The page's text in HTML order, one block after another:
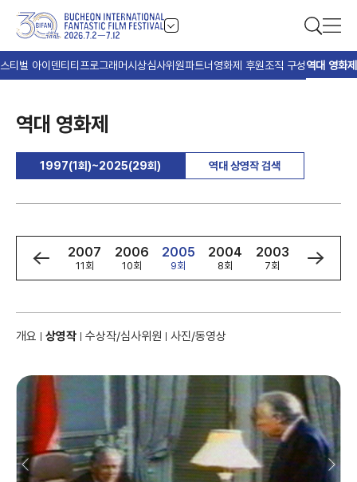
티벌 아이덴티티 프로그래머시상심사위원파트너 영화제 후원조직 구성역대 영화제
역대 영화제
1997(1회)~2025(29회) 역대 상영작 검색
2008
12회
2007
11회
2006
10회
2005
9회
2004
8회
2003
7회
2002
6회
개요 상영작 수상작/심사위원 사진/동영상